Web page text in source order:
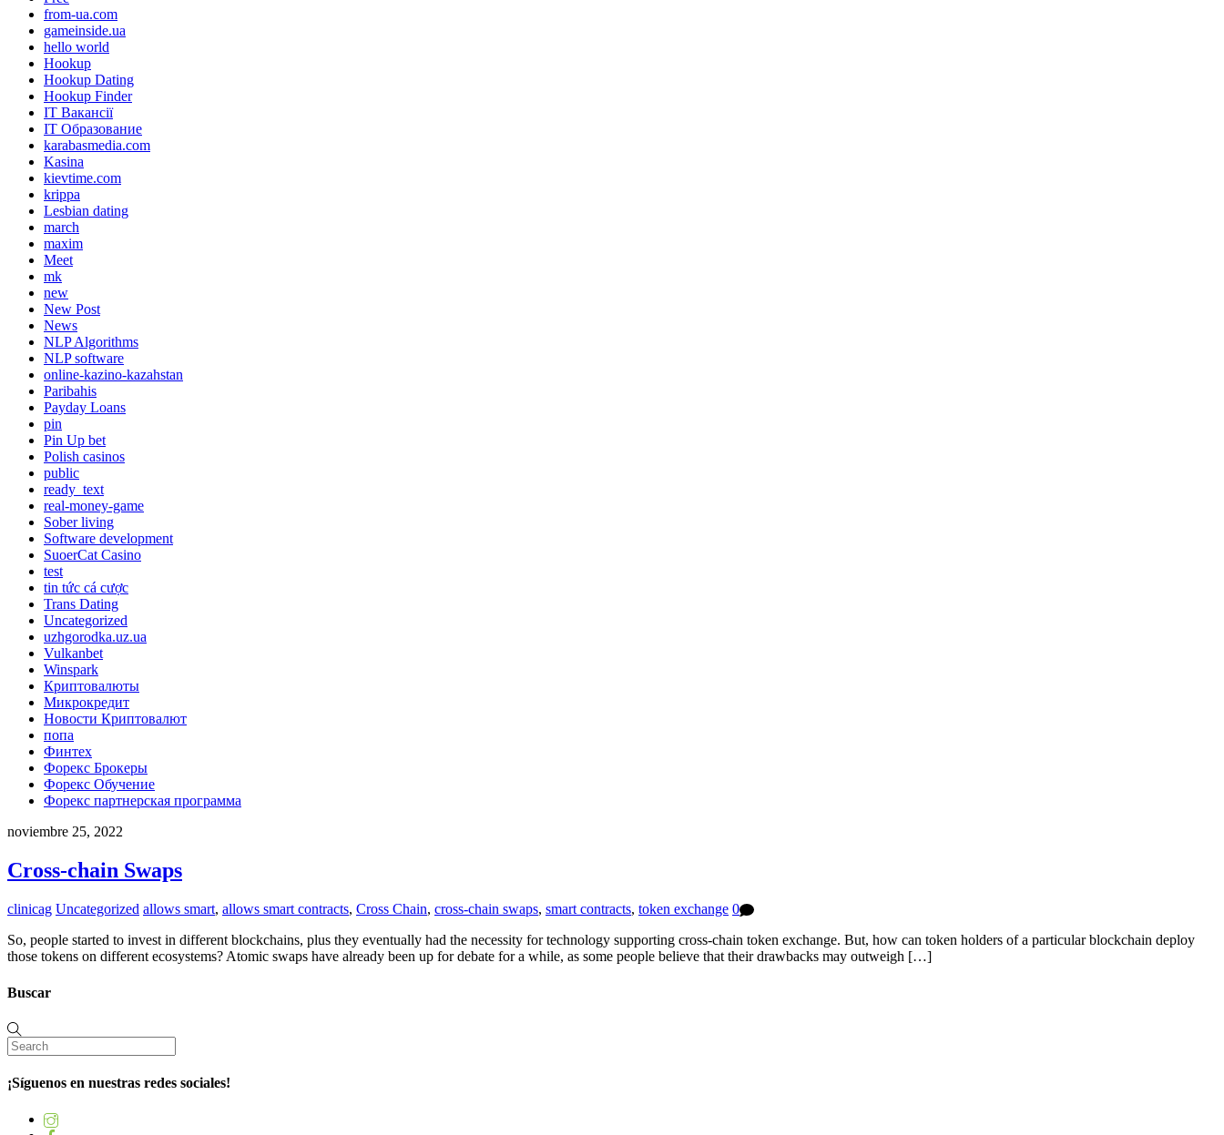
from-ua.com
gameinside.ua
hello world
Hookup
Hookup Dating
Hookup Finder
IT Вакансії
IT Образование
karabasmedia.com
Kasina
kievtime.com
krippa
Lesbian dating
march
maxim
Meet
mk
new
New Post
News
NLP Algorithms
NLP software
online-kazino-kazahstan
Paribahis
Payday Loans
pin
Pin Up bet
Polish casinos
public
ready_text
real-money-game
Sober living
Software development
SuoerCat Casino
test
tin tức cá cược
Trans Dating
Uncategorized
uzhgorodka.uz.ua
Vulkanbet
Winspark
Криптовалюты
Микрокредит
Новости Криптовалют
попа
Финтех
Форекс Брокеры
Форекс Обучение
Форекс партнерская программа
noviembre 25, 2022
Cross-chain Swaps
clinicag Uncategorized allows smart, allows smart contracts, Cross Chain, cross-chain swaps, smart contracts, token exchange 0
So, people started to invest in different blockchains, plus they eventually had the necessity for technology supporting cross-chain token exchange. But, how can token holders of a particular blockchain deploy
those tokens on different ecosystems? Atomic swaps have already been up for debate for a while, as some people believe that their drawbacks may outweigh […]
Buscar
¡Síguenos en nuestras redes sociales!